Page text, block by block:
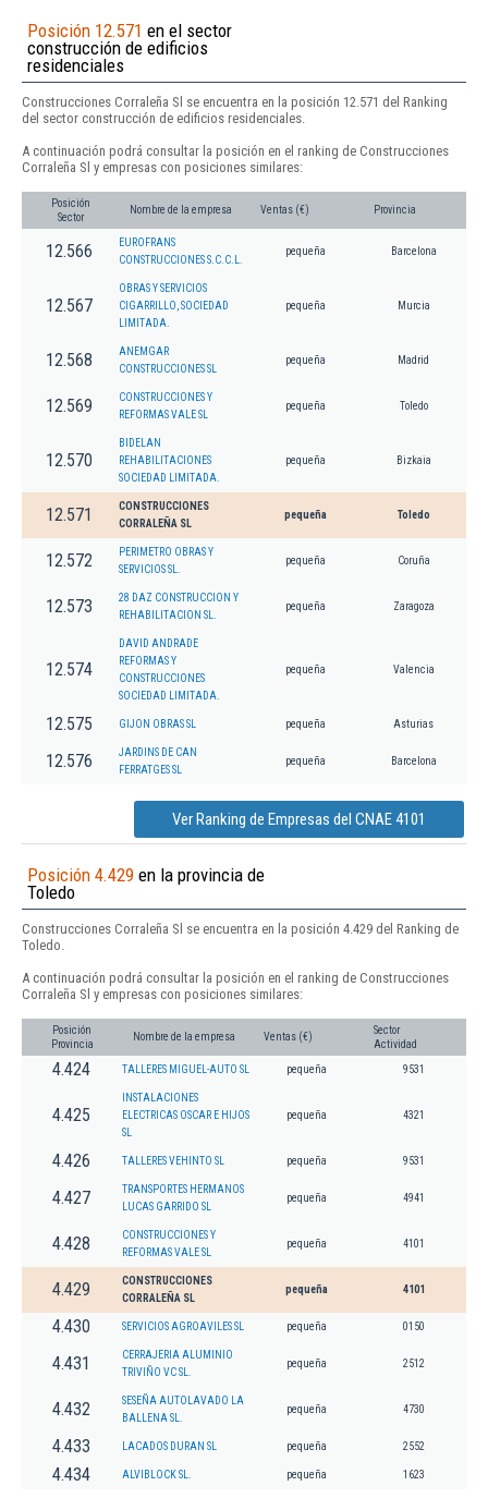
Posición 12.571 en el sector
construcción de edificios
residenciales
Construcciones Corraleña Sl se encuentra en la posición 12.571 del Ranking
del sector construcción de edificios residenciales.
A continuación podrá consultar la posición en el ranking de Construcciones
Corraleña Sl y empresas con posiciones similares:
Posición
Sector
Nombre de la empresa Ventas (€) Provincia
12.566
EUROFRANS
CONSTRUCCIONES S.C.C.L.
pequeña Barcelona
12.567
OBRAS Y SERVICIOS
CIGARRILLO, SOCIEDAD
LIMITADA.
pequeña Murcia
12.568
ANEMGAR
CONSTRUCCIONES SL
pequeña Madrid
12.569
CONSTRUCCIONES Y
REFORMAS VALE SL
pequeña Toledo
12.570
BIDELAN
REHABILITACIONES
SOCIEDAD LIMITADA.
pequeña Bizkaia
12.571
CONSTRUCCIONES
CORRALEÑA SL
pequeña Toledo
12.572
PERIMETRO OBRAS Y
SERVICIOS SL.
pequeña Coruña
12.573
28 DAZ CONSTRUCCION Y
REHABILITACION SL.
pequeña Zaragoza
12.574
DAVID ANDRADE
REFORMAS Y
CONSTRUCCIONES
SOCIEDAD LIMITADA.
pequeña Valencia
12.575 GIJON OBRAS SL pequeña Asturias
12.576
JARDINS DE CAN
FERRATGES SL
pequeña Barcelona
Ver Ranking de Empresas del CNAE 4101
Posición 4.429 en la provincia de
Toledo
Construcciones Corraleña Sl se encuentra en la posición 4.429 del Ranking de
Toledo.
A continuación podrá consultar la posición en el ranking de Construcciones
Corraleña Sl y empresas con posiciones similares:
Posición
Provincia
Nombre de la empresa Ventas (€)
Sector
Actividad
4.424 TALLERES MIGUEL-AUTO SL pequeña 9531
4.425
INSTALACIONES
ELECTRICAS OSCAR E HIJOS
SL
pequeña 4321
4.426 TALLERES VEHINTO SL pequeña 9531
4.427
TRANSPORTES HERMANOS
LUCAS GARRIDO SL
pequeña 4941
4.428
CONSTRUCCIONES Y
REFORMAS VALE SL
pequeña 4101
4.429
CONSTRUCCIONES
CORRALEÑA SL
pequeña 4101
4.430 SERVICIOS AGROAVILES SL pequeña 0150
4.431
CERRAJERIA ALUMINIO
TRIVIÑO VC SL.
pequeña 2512
4.432
SESEÑA AUTOLAVADO LA
BALLENA SL.
pequeña 4730
4.433 LACADOS DURAN SL pequeña 2552
4.434 ALVIBLOCK SL. pequeña 1623